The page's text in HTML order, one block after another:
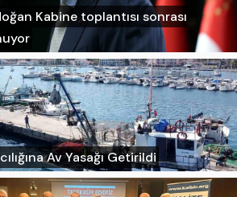
Kabine toplantısı sonrası
Av Yasağı Getirildi